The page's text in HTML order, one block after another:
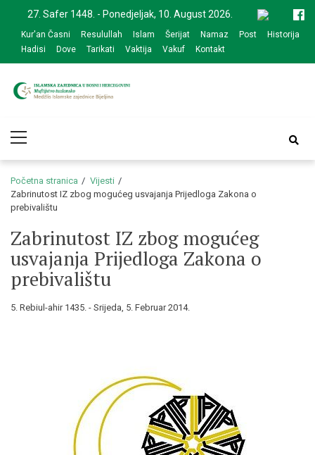
navigation
content
27. Safer 1448. - Ponedjeljak, 10. August 2026.
Kur'an Časni Resulullah Islam Šerijat Namaz Post
Historija
Hadisi
Dove Tarikati Vaktija Vakuf Kontakt
zajednice Bijeljina
Menu
Početna stranica
Vijesti
Zabrinutost IZ zbog mogućeg usvajanja Prijedloga Zakona o
prebivalištu
Zabrinutost IZ zbog mogućeg
usvajanja Prijedloga Zakona o
prebivalištu
5. Rebiul-ahir 1435. - Srijeda, 5. Februar 2014.